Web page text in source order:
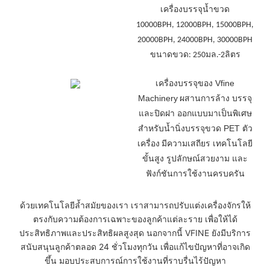
เครื่องบรรจุน้ำขวด
10000BPH, 12000BPH, 15000BPH,
20000BPH, 24000BPH, 30000BPH
ขนาดขวด: 250มล.-2ลิตร
เครื่องบรรจุของ Vfine
Machinery ผสานการล้าง บรรจุ
และปิดฝา ออกแบบมาเป็นพิเศษ
สำหรับน้ำนิ่งบรรจุขวด PET ตัว
เครื่อง มีความเสถียร เทคโนโลยี
ขั้นสูง รูปลักษณ์สวยงาม และ
ฟังก์ชันการใช้งานครบครัน
ด้วยเทคโนโลยีล้ำสมัยของเรา เราสามารถปรับแต่งเครื่องจักรให้
ตรงกับความต้องการเฉพาะของลูกค้าแต่ละราย เพื่อให้ได้
ประสิทธิภาพและประสิทธิผลสูงสุด นอกจากนี้ VFINE ยังมีบริการ
สนับสนุนลูกค้าตลอด 24 ชั่วโมงทุกวัน เพื่อแก้ไขปัญหาที่อาจเกิด
ขึ้น มอบประสบการณ์การใช้งานที่ราบรื่นไร้ปัญหา